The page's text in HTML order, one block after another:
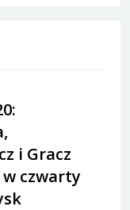
i Gracz
w czwarty